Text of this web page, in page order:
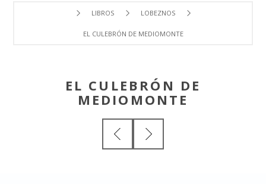
LIBROS LOBEZNOS
EL CULEBRÓN DE MEDIOMONTE
EL CULEBRÓN DE
MEDIOMONTE